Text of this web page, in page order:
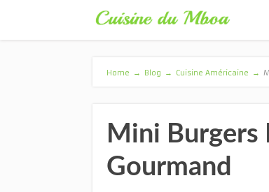
Home → Blog → Cuisine Américaine →
Mini
Gourmand